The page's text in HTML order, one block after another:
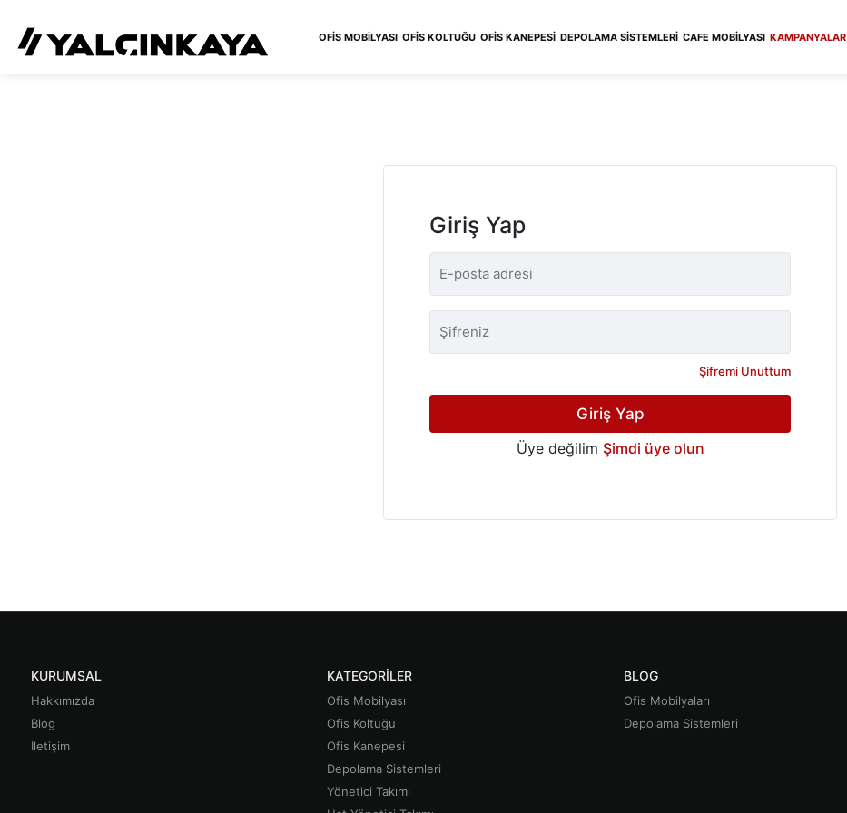
OFIS MOBILYASI OFIS KOLTUĞU OFIS KANEPESI DEPOLAMA SISTEMLERI CAFE MOBILYASI KAMPANYALAR
Giriş Yap
Şifremi Unuttum
Giriş Yap
Üye değilim Şimdi üye olun
KURUMSAL
Hakkımızda
Blog
İletişim
KATEGORILER
Ofis Mobilyası
Ofis Koltuğu
Ofis Kanepesi
Depolama Sistemleri
Yönetici Takımı
BLOG
Ofis Mobilyaları
Depolama Sistemleri